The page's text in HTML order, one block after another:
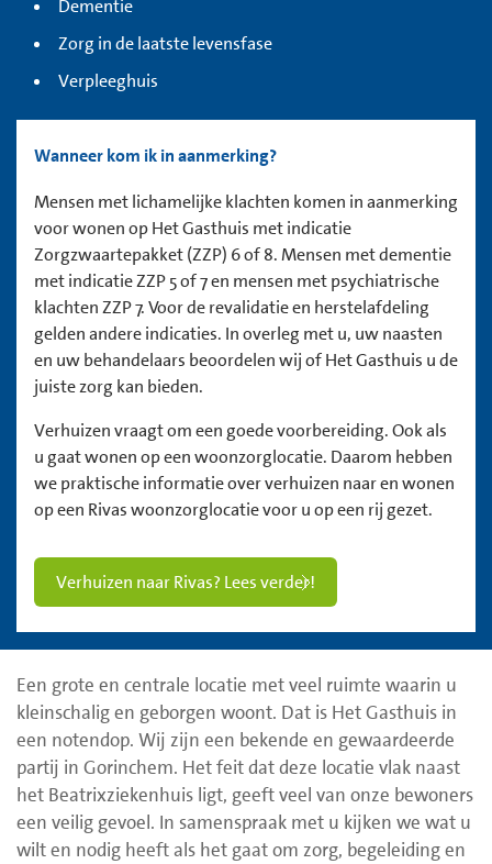
Dementie
Zorg in de laatste levensfase
Verpleeghuis
Wanneer kom ik in aanmerking?
Mensen met lichamelijke klachten komen in aanmerking
voor wonen op Het Gasthuis met indicatie
Zorgzwaartepakket (ZZP) 6 of 8. Mensen met dementie
met indicatie ZZP 5 of 7 en mensen met psychiatrische
klachten ZZP 7. Voor de revalidatie en herstelafdeling
gelden andere indicaties. In overleg met u, uw naasten
en uw behandelaars beoordelen wij of Het Gasthuis u de
juiste zorg kan bieden.
Verhuizen vraagt om een goede voorbereiding. Ook als
u gaat wonen op een woonzorglocatie. Daarom hebben
we praktische informatie over verhuizen naar en wonen
op een Rivas woonzorglocatie voor u op een rij gezet.
Verhuizen naar Rivas? Lees verder!
Een grote en centrale locatie met veel ruimte waarin u
kleinschalig en geborgen woont. Dat is Het Gasthuis in
een notendop. Wij zijn een bekende en gewaardeerde
partij in Gorinchem. Het feit dat deze locatie vlak naast
het Beatrixziekenhuis ligt, geeft veel van onze bewoners
een veilig gevoel. In samenspraak met u kijken we wat u
wilt en nodig heeft als het gaat om zorg, begeleiding en